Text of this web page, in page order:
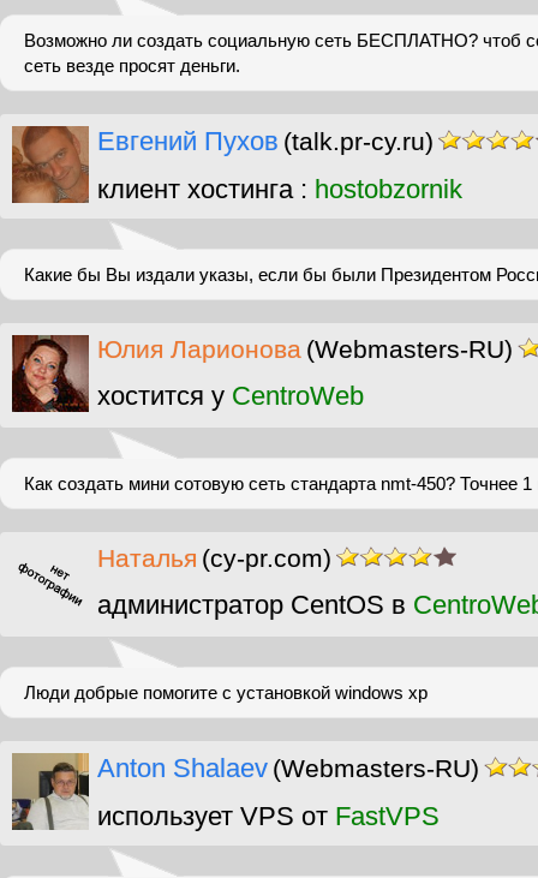
Возможно ли создать социальную сеть БЕСПЛАТНО? чтоб
сеть везде просят деньги.
Евгений Пухов (talk.pr-cy.ru)
клиент хостинга : hostobzornik
Какие бы Вы издали указы, если бы были Президентом
Юлия Ларионова (Webmasters-RU)
хостится у CentroWeb
Как создать мини сотовую сеть стандарта nmt-450? Точнее
Наталья (cy-pr.com)
администратор CentOS в
Люди добрые помогите с установкой windows xp
Anton Shalaev (Webmasters-RU)
использует VPS от FastVPS